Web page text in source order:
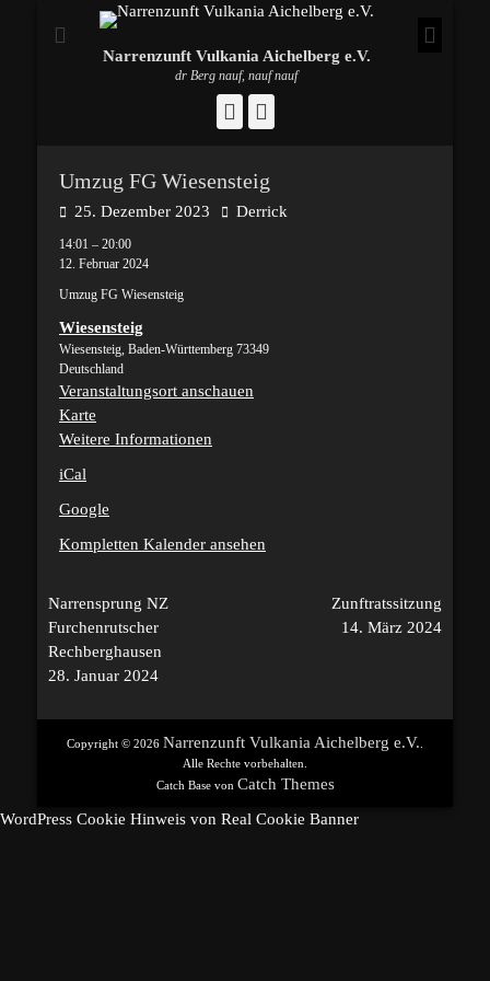
Narrenzunft Vulkania Aichelberg e.V.
dr Berg nauf, nauf nauf
Facebook
Umzug FG Wiesensteig
Posted25. Dezember 2023 AutorDerrick
Umzug
FG
14:01 – 20:00
12. Februar 2024
Umzug FG Wiesensteig
Wiesensteig
Wiesensteig, Baden-Württemberg 73349
Deutschland
Veranstaltungsort anschauen
Karte
Weitere Informationen
iCal
Google
Kompletten Kalender ansehen
Beitragsnavigation
Narrensprung NZ
Furchenrutscher
Rechberghausen
28. Januar 2024
Zunftratssitzung
14. März 2024
Copyright © 2026 Narrenzunft Vulkania Aichelberg e.V.
Alle Rechte vorbehalten.
Catch Base von Catch Themes
WordPress Cookie Hinweis von Real Cookie Banner